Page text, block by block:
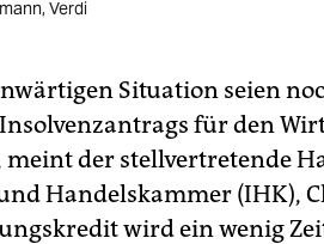
Verdi
Situation seien
Insolvenz­antrags für den
der stellvertretende
Handelskammer (IHK),
wird ein wenig